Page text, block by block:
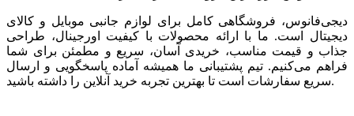
دیجی‌فانوس، فروشگاهی کامل برای لوازم جانبی موبایل و کالای
دیجیتال است. ما با ارائه محصولات با کیفیت اورجینال، طراحی
جذاب و قیمت مناسب، خریدی آسان، سریع و مطمئن برای شما
فراهم می‌کنیم. تیم پشتیبانی ما همیشه آماده پاسخگویی و ارسال
سریع سفارشات است تا بهترین تجربه خرید آنلاین را داشته باشید.